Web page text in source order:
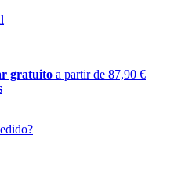
gratuito a partir de 87,90 €